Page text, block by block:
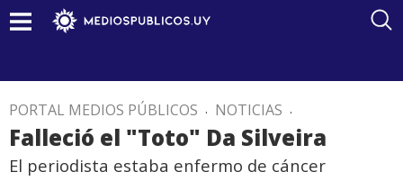
PORTAL MEDIOS PÚBLICOS . NOTICIAS .
Falleció el "Toto" Da Silveira
El periodista estaba enfermo de cáncer